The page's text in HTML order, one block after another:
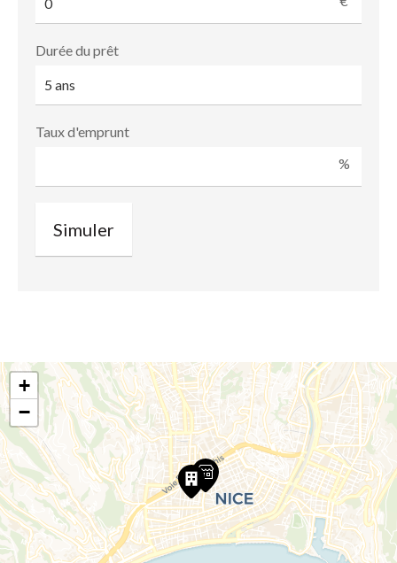
Durée du prêt
Taux d'emprunt
%
+
−